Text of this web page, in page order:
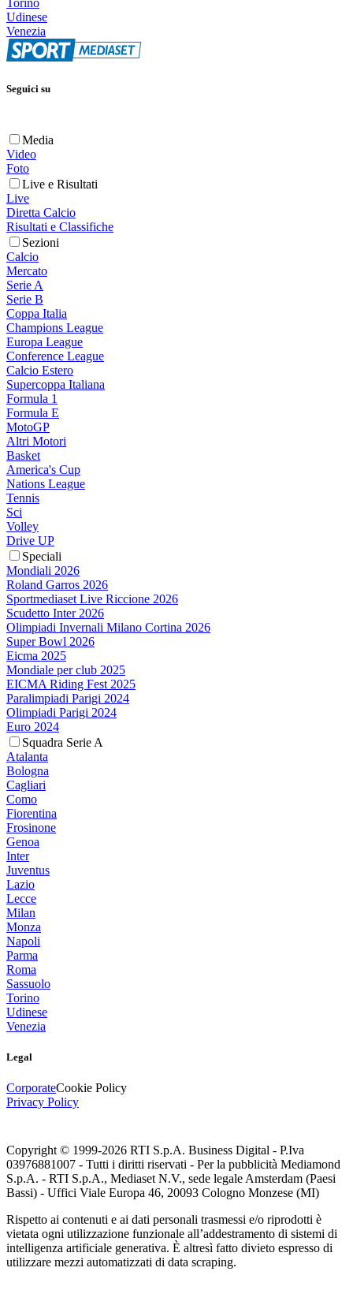
Torino
Udinese
Venezia
Seguici su
Media
Video
Foto
Live e Risultati
Live
Diretta Calcio
Risultati e Classifiche
Sezioni
Calcio
Mercato
Serie A
Serie B
Coppa Italia
Champions League
Europa League
Conference League
Calcio Estero
Supercoppa Italiana
Formula 1
Formula E
MotoGP
Altri Motori
Basket
America's Cup
Nations League
Tennis
Sci
Volley
Drive UP
Speciali
Mondiali 2026
Roland Garros 2026
Sportmediaset Live Riccione 2026
Scudetto Inter 2026
Olimpiadi Invernali Milano Cortina 2026
Super Bowl 2026
Eicma 2025
Mondiale per club 2025
EICMA Riding Fest 2025
Paralimpiadi Parigi 2024
Olimpiadi Parigi 2024
Euro 2024
Squadra Serie A
Atalanta
Bologna
Cagliari
Como
Fiorentina
Frosinone
Genoa
Inter
Juventus
Lazio
Lecce
Milan
Monza
Napoli
Parma
Roma
Sassuolo
Torino
Udinese
Venezia
Legal
CorporateCookie Policy
Privacy Policy
Copyright © 1999-2026 RTI S.p.A. Business Digital - P.Iva
03976881007 - Tutti i diritti riservati - Per la pubblicità Mediamond
S.p.A. - RTI S.p.A., Mediaset N.V., sede legale Amsterdam (Paesi
Bassi) - Uffici Viale Europa 46, 20093 Cologno Monzese (MI)
Rispetto ai contenuti e ai dati personali trasmessi e/o riprodotti è
vietata ogni utilizzazione funzionale all’addestramento di sistemi di
intelligenza artificiale generativa. È altresì fatto divieto espresso di
utilizzare mezzi automatizzati di data scraping.